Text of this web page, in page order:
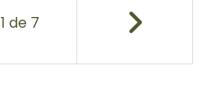
1 de 7